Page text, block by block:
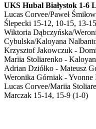
UKS Hubal Białystok 1-6
Lucas Corvee/Paweł
Ślepecki 15-12, 10-15, 13-
Wiktoria Dąbczyńska/
Cybulska/Kaloyana
Krzysztof Jakowczuk -
Mariia Stoliarenko -
Adrian Dziółko - Mateusz
Weronika Górniak -
Lucas Corvee/Mariia
Marczak 15-14, 15-9 (1-0)